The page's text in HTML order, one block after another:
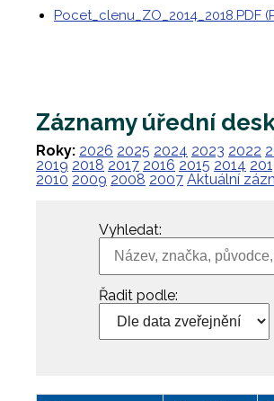
Pocet_clenu_ZO_2014_2018.PDF
Záznamy úřední
Roky: 2026 2025 2024 2023 2022
2019 2018 2017 2016 2015 2014
2010 2009 2008 2007 Aktuální
Vyhledat:
Řadit podle: